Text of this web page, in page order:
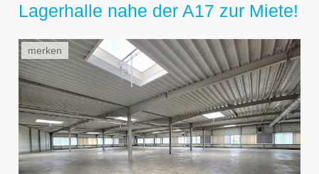
Lagerhalle nahe der A17 zur Miete!
merken